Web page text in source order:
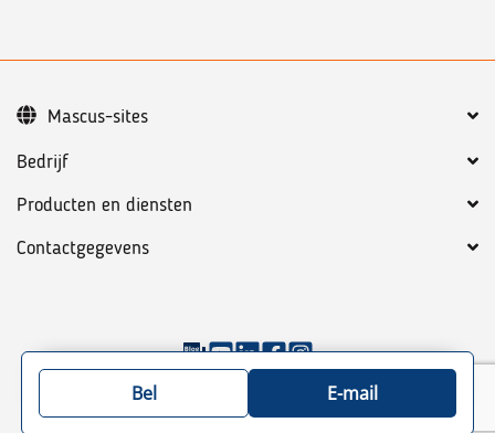
Bedrijf
Producten en diensten
Contactgegevens
Mascus Algemene voorwaarden Privacy policy
Site map
Mascus-sites
Bel E-mail